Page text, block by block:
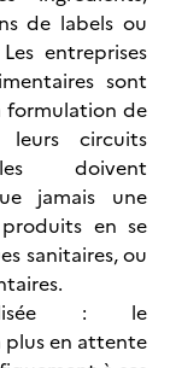
de labels ou
entreprises
sont
formulation de
circuits
doivent
jamais une
en se
sanitaires, ou
: le
plus en attente